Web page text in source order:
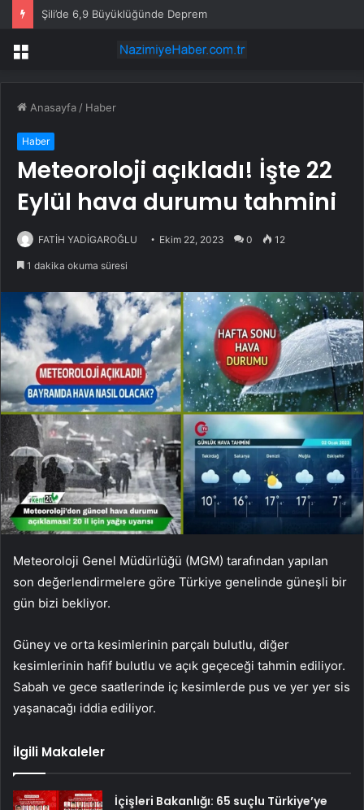
Şili’de 6,9 Büyüklüğünde Deprem
Menü
Anasayfa / Haber
Haber
Meteoroloji açıkladı! İşte 22
Eylül hava durumu tahmini
FATİH YADİGAROĞLU Ekim 22, 2023 0 12
1 dakika okuma süresi
Meteoroloji Genel Müdürlüğü (MGM) tarafından yapılan
son değerlendirmelere göre Türkiye genelinde güneşli bir
gün bizi bekliyor.
Güney ve orta kesimlerinin parçalı bulutlu, diğer
kesimlerinin hafif bulutlu ve açık geçeceği tahmin ediliyor.
Sabah ve gece saatlerinde iç kesimlerde pus ve yer yer sis
yaşanacağı iddia ediliyor.
İlgili Makaleler
İçişleri Bakanlığı: 65 suçlu Türkiye’ye